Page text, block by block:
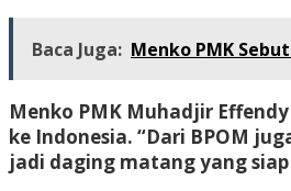
Baca Juga: Menko PMK
Menko PMK Muhadjir
ke Indonesia. “Dari BPOM
jadi daging matang yang